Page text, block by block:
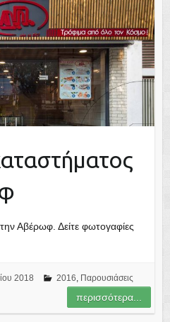
Αβέρωφ. Δείτε φωτογαφίες
2018 2016, Παρουσιάσεις
περισσότερα...